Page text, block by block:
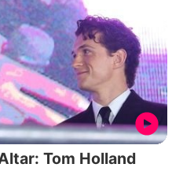
Tom Holland